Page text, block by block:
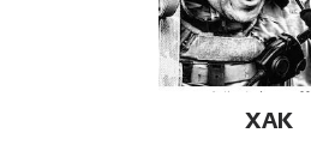
XAK